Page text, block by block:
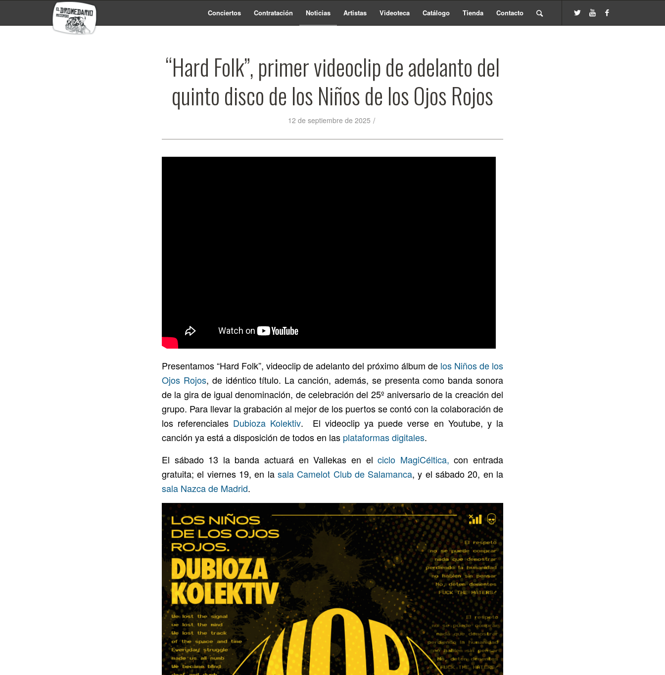
Conciertos Contratación Noticias Artistas Videoteca Catálogo Tienda Contacto
“Hard Folk”, primer videoclip de adelanto del
quinto disco de los Niños de los Ojos Rojos
12 de septiembre de 2025 /
Presentamos “Hard Folk”, videoclip de adelanto del próximo álbum de los Niños de los
Ojos Rojos, de idéntico título. La canción, además, se presenta como banda sonora
de la gira de igual denominación, de celebración del 25º aniversario de la creación del
grupo. Para llevar la grabación al mejor de los puertos se contó con la colaboración de
los referenciales Dubioza Kolektiv. El videoclip ya puede verse en Youtube, y la
canción ya está a disposición de todos en las plataformas digitales.
El sábado 13 la banda actuará en Vallekas en el ciclo MagiCéltica, con entrada
gratuita; el viernes 19, en la sala Camelot Club de Salamanca, y el sábado 20, en la
sala Nazca de Madrid.